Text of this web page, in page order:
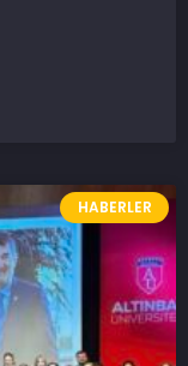
HABERLER